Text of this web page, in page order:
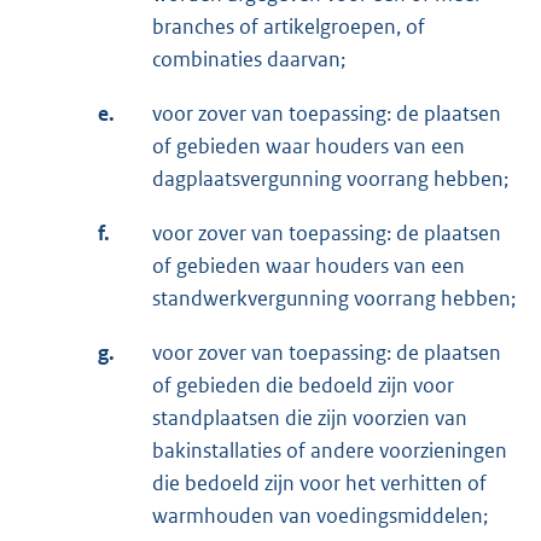
branches of artikelgroepen, of
combinaties daarvan;
e.
voor zover van toepassing: de plaatsen
of gebieden waar houders van een
dagplaatsvergunning voorrang hebben;
f.
voor zover van toepassing: de plaatsen
of gebieden waar houders van een
standwerkvergunning voorrang hebben;
g.
voor zover van toepassing: de plaatsen
of gebieden die bedoeld zijn voor
standplaatsen die zijn voorzien van
bakinstallaties of andere voorzieningen
die bedoeld zijn voor het verhitten of
warmhouden van voedingsmiddelen;